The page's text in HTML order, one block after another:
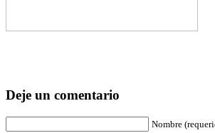
Deje un comentario
Nombre